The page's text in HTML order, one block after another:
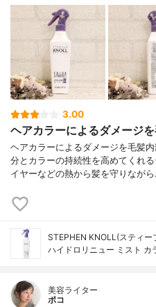
3.00
ヘアカラーによるダメージ
ヘアカラーによるダメージを毛髪
分とカラーの持続性を高めてくれ
イヤーなどの熱から髪を守りなが
STEPHEN KNOLL(スティー
ハイドロリニュー ミスト カ
美容ライター
ポコ